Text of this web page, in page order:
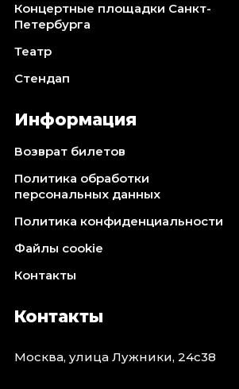
Концертные площадки Санкт-
Петербурга
Театр
Стендап
Информация
Возврат билетов
Политика обработки
персональных данных
Политика конфиденциальности
Файлы cookie
Контакты
Контакты
Москва, улица Лужники, 24с38